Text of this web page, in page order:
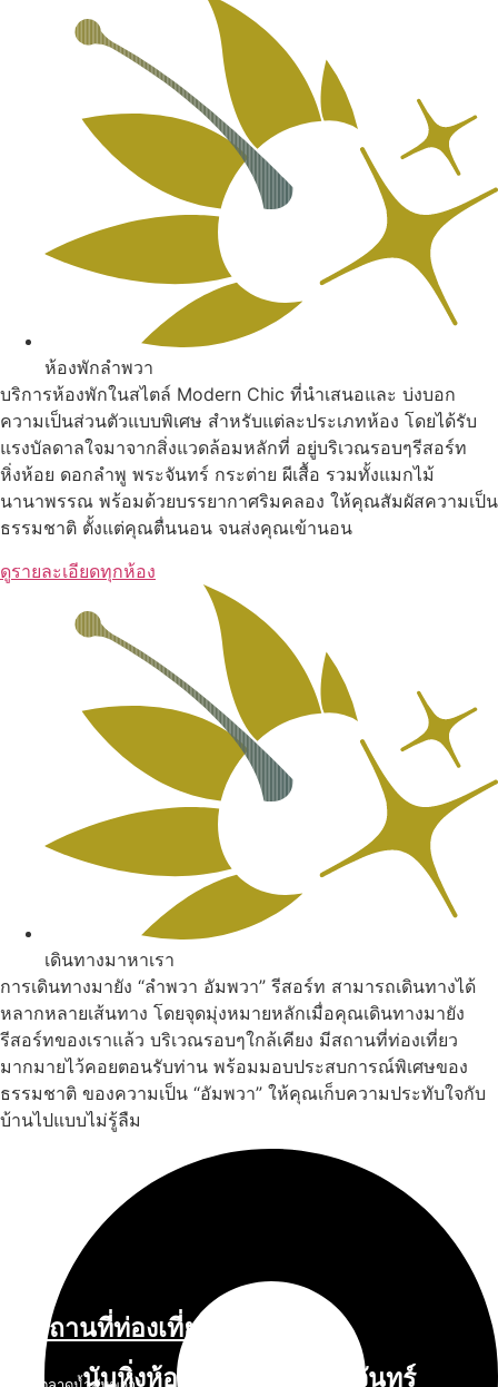
นับหิ่งห้อย ร้อยลำพู ดูพระจันทร์
ห้องพักลำพวา
บริการห้องพักในสไตล์ Modern Chic ที่นำเสนอและ บ่งบอก
ความเป็นส่วนตัวแบบพิเศษ สำหรับแต่ละประเภทห้อง โดยได้รับ
แรงบัลดาลใจมาจากสิ่งแวดล้อมหลักที่ อยู่บริเวณรอบๆรีสอร์ท
หิ่งห้อย ดอกลำพู พระจันทร์ กระต่าย ผีเสื้อ รวมทั้งแมกไม้
นานาพรรณ พร้อมด้วยบรรยากาศริมคลอง ให้คุณสัมผัสความเป็น
ธรรมชาติ ตั้งแต่คุณตื่นนอน จนส่งคุณเข้านอน
ดูรายละเอียดทุกห้อง
เดินทางมาหาเรา
การเดินทางมายัง “ลำพวา อัมพวา” รีสอร์ท สามารถเดินทางได้
หลากหลายเส้นทาง โดยจุดมุ่งหมายหลักเมื่อคุณเดินทางมายัง
รีสอร์ทของเราแล้ว บริเวณรอบๆใกล้เคียง มีสถานที่ท่องเที่ยว
มากมายไว้คอยตอนรับท่าน พร้อมมอบประสบการณ์พิเศษของ
ธรรมชาติ ของความเป็น “อัมพวา” ให้คุณเก็บความประทับใจกับ
บ้านไปแบบไม่รู้ลืม
สถานที่ท่องเที่ยวรอบรีสอร์ท